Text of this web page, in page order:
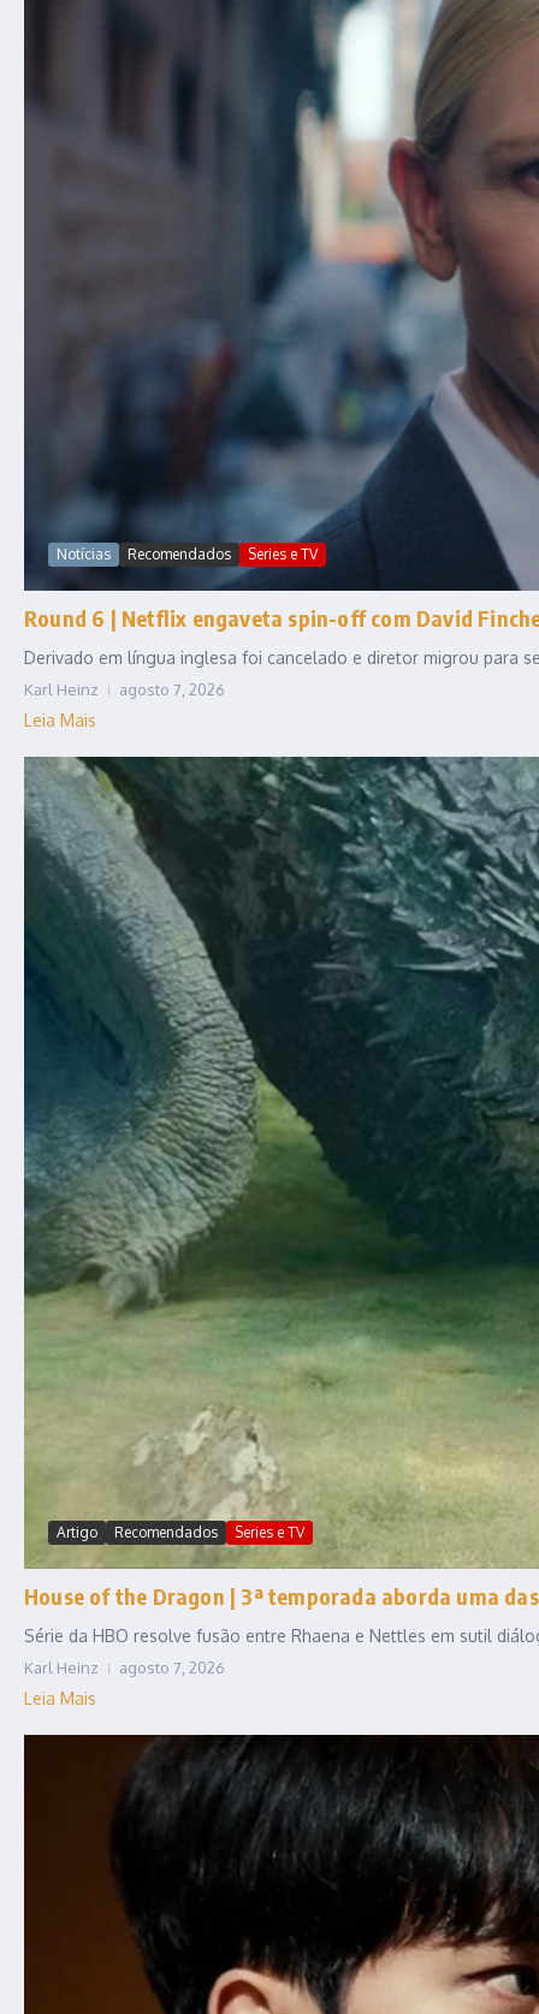
Notícias Recomendados Series e TV
Round 6 | Netflix engaveta spin-off com David
Derivado em língua inglesa foi cancelado e diretor migrou para
Karl Heinz agosto 7, 2026
Leia Mais
Artigo Recomendados Series e TV
House of the Dragon | 3ª temporada aborda uma
Série da HBO resolve fusão entre Rhaena e Nettles em sutil
Karl Heinz agosto 7, 2026
Leia Mais